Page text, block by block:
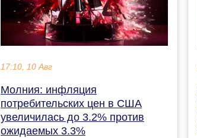
17:10, 10 Авг
Молния: инфляция
потребительских цен в США
увеличилась до 3.2% против
ожидаемых 3.3%